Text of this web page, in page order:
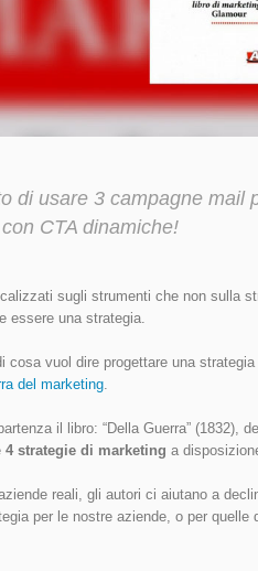
di usare 3 campagne mail
CTA dinamiche!
sugli strumenti che non sulla
essere una strategia.
cosa vuol dire progettare una
del marketing
il libro: “Della Guerra” (1832),
4 strategie di marketing a
reali, gli autori ci aiutano a
per le nostre aziende, o per quelle